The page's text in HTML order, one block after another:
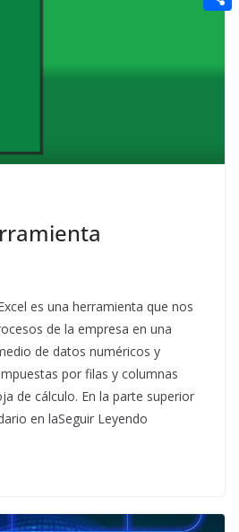
es una herramienta que nos
de la empresa en una
de datos numéricos y
por filas y columnas
de cálculo. En la parte superior
en laSeguir Leyendo
n
r
a
d
r